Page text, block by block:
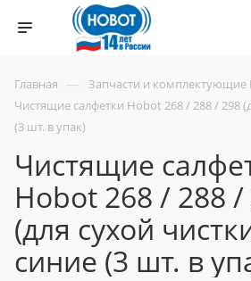
Главная — Запчасти и комплектующие
Чистящие салфетки Hobot 268 / 288 / 298
(3 шт. в упак)
Чистящие
Hobot 268 / 288 /
(для сухой
синие (3 шт. в